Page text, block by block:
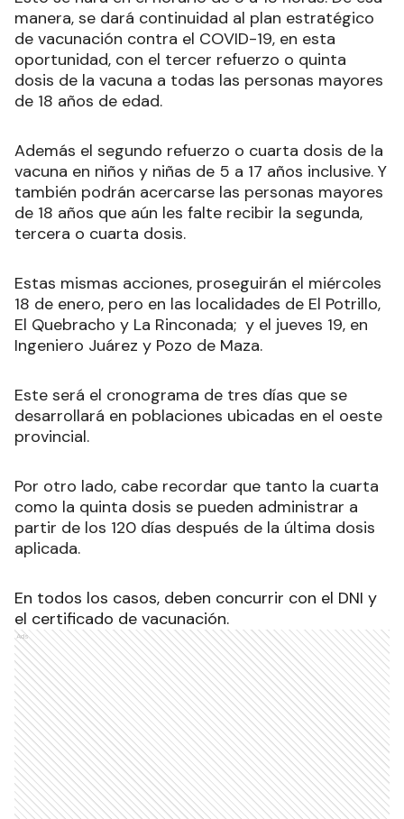
manera, se dará continuidad al plan estratégico
de vacunación contra el COVID-19, en esta
oportunidad, con el tercer refuerzo o quinta
dosis de la vacuna a todas las personas mayores
de 18 años de edad.
Además el segundo refuerzo o cuarta dosis de la
vacuna en niños y niñas de 5 a 17 años inclusive. Y
también podrán acercarse las personas mayores
de 18 años que aún les falte recibir la segunda,
tercera o cuarta dosis.
Estas mismas acciones, proseguirán el miércoles
18 de enero, pero en las localidades de El Potrillo,
El Quebracho y La Rinconada; y el jueves 19, en
Ingeniero Juárez y Pozo de Maza.
Este será el cronograma de tres días que se
desarrollará en poblaciones ubicadas en el oeste
provincial.
Por otro lado, cabe recordar que tanto la cuarta
como la quinta dosis se pueden administrar a
partir de los 120 días después de la última dosis
aplicada.
En todos los casos, deben concurrir con el DNI y
el certificado de vacunación.
Ads